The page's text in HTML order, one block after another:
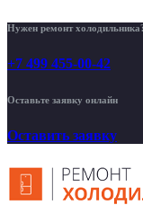
Нужен ремонт
+7 499 455-00-42
Оставьте заявку онлайн
Оставить заявку